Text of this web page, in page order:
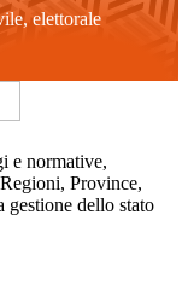
elettorale
e normative,
Province,
gestione dello stato